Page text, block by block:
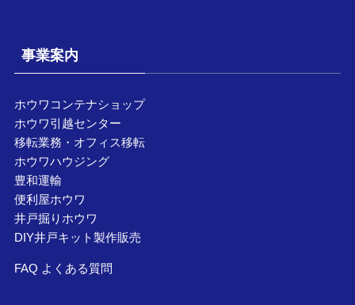
事業案内
ホウワコンテナショップ
ホウワ引越センター
移転業務・オフィス移転
ホウワハウジング
豊和運輸
便利屋ホウワ
井戸掘りホウワ
DIY井戸キット製作販売
FAQ よくある質問